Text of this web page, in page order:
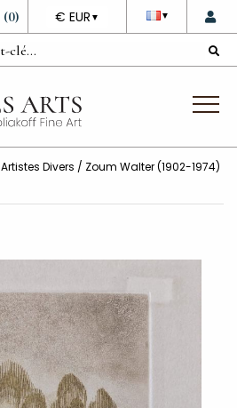
▼
DEVISE
€ EUR ▼
(0)
Artistes Divers / Zoum Walter (1902-1974)